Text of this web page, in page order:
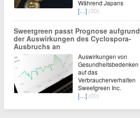
Während Japans
[…] (00)
Sweetgreen passt Prognose aufgrund
der Auswirkungen des Cyclospora-
Ausbruchs an
Auswirkungen von
Gesundheitsbedenken
auf das
Verbraucherverhalten
Sweetgreen Inc.
[…] (00)